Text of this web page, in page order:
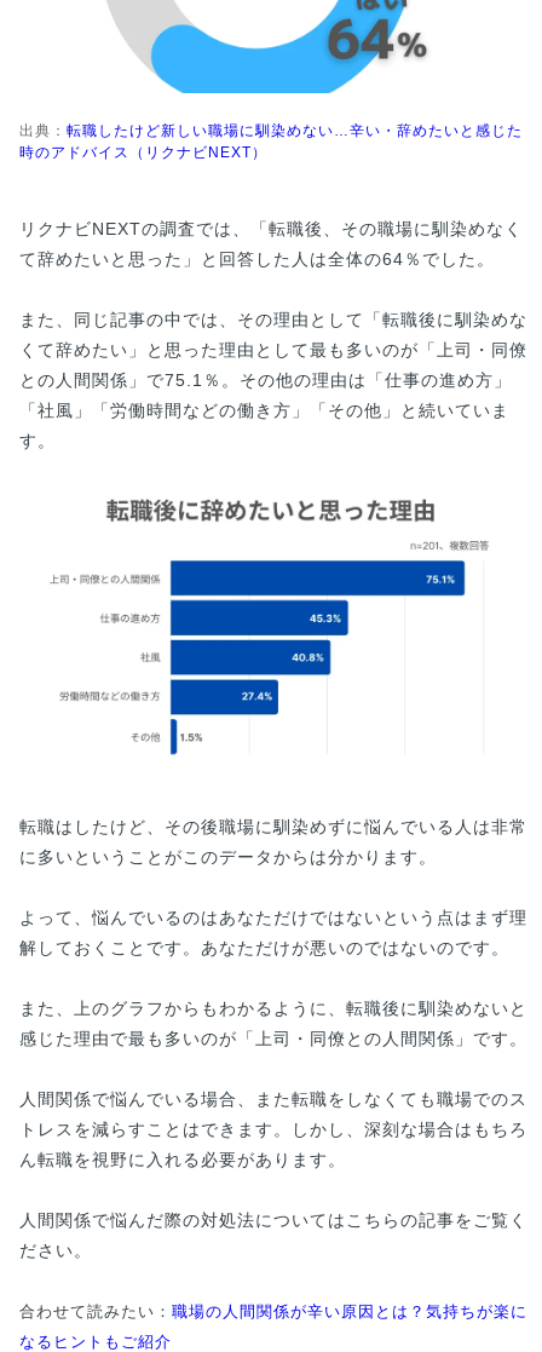
出典： 転職したけど新しい職場に馴染めない…辛い・辞めたいと感じた
時のアドバイス（リクナビNEXT）
リクナビNEXTの調査では、「転職後、その職場に馴染めなく
て辞めたいと思った」と回答した人は全体の64％でした。
また、同じ記事の中では、その理由として「転職後に馴染めな
くて辞めたい」と思った理由として最も多いのが「上司・同僚
との人間関係」で75.1％。その他の理由は「仕事の進め方」
「社風」「労働時間などの働き方」「その他」と続いていま
す。
転職はしたけど、その後職場に馴染めずに悩んでいる人は非常
に多いということがこのデータからは分かります。
よって、悩んでいるのはあなただけではないという点はまず理
解しておくことです。あなただけが悪いのではないのです。
また、上のグラフからもわかるように、転職後に馴染めないと
感じた理由で最も多いのが「上司・同僚との人間関係」です。
人間関係で悩んでいる場合、また転職をしなくても職場でのス
トレスを減らすことはできます。しかし、深刻な場合はもちろ
ん転職を視野に入れる必要があります。
人間関係で悩んだ際の対処法についてはこちらの記事をご覧く
ださい。
合わせて読みたい： 職場の人間関係が辛い原因とは？気持ちが楽に
なるヒントもご紹介